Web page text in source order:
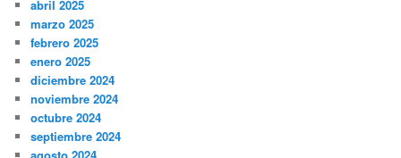
abril 2025
marzo 2025
febrero 2025
enero 2025
diciembre 2024
noviembre 2024
octubre 2024
septiembre 2024